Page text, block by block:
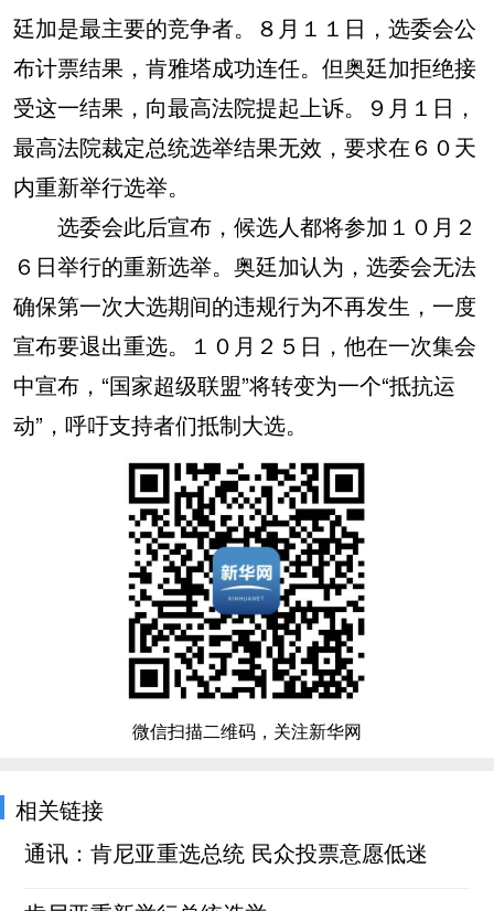
廷加是最主要的竞争者。８月１１日，选委会公
布计票结果，肯雅塔成功连任。但奥廷加拒绝接
受这一结果，向最高法院提起上诉。９月１日，
最高法院裁定总统选举结果无效，要求在６０天
内重新举行选举。
选委会此后宣布，候选人都将参加１０月２
６日举行的重新选举。奥廷加认为，选委会无法
确保第一次大选期间的违规行为不再发生，一度
宣布要退出重选。１０月２５日，他在一次集会
中宣布，“国家超级联盟”将转变为一个“抵抗运
动”，呼吁支持者们抵制大选。
微信扫描二维码，关注新华网
相关链接
通讯：肯尼亚重选总统 民众投票意愿低迷